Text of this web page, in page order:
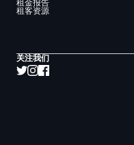
租金报告
租客资源
关注我们